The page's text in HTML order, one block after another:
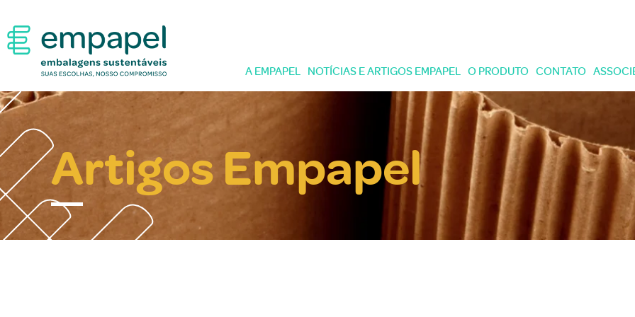
A EMPAPEL NOTÍCIAS E ARTIGOS EMPAPEL O PRODUTO CONTATO
Artigos Empapel